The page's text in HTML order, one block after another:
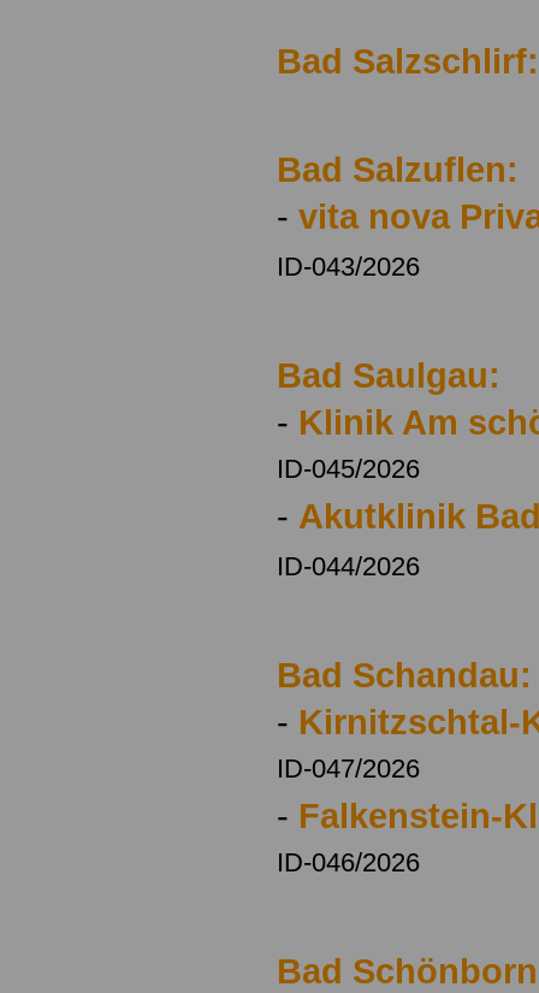
Bad Salzschlirf:
Bad Salzuflen:
- vita nova
ID-043/2026
Bad Saulgau:
- Klinik Am
ID-045/2026
- Akutklinik
ID-044/2026
Bad Schandau:
- Kirnitzschtal-
ID-047/2026
- Falkenstein-
ID-046/2026
Bad